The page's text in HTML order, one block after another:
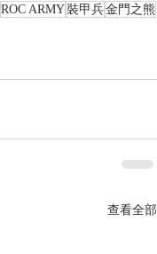
ROC ARMY裝甲兵金門之熊
查看全部